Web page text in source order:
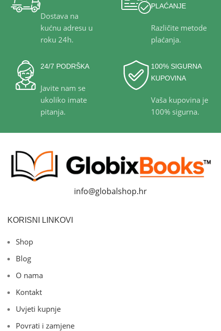
Dostava na
kućnu adresu u
roku 24h.
PLAĆANJE
Različite metode
plaćanja.
24/7 PODRŠKA
Javite nam se
ukoliko imate
pitanja.
100% SIGURNA
KUPOVINA
Vaša kupovina je
100% sigurna.
info@globalshop.hr
KORISNI LINKOVI
Shop
Blog
O nama
Kontakt
Uvjeti kupnje
Povrati i zamjene